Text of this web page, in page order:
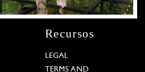
Recursos
LEGAL
TERMS AND